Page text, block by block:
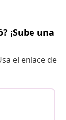
¡Sube una
el enlace de